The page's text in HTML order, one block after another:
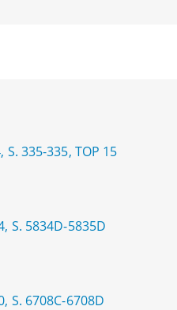
335-335, TOP 15
S. 5834D-5835D
S. 6708C-6708D